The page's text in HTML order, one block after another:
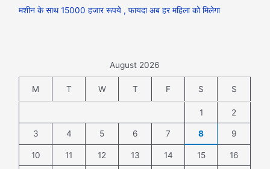
मशीन के साथ 15000 हजार रूपये , फायदा अब हर महिला को मिलेगा
August 2026
M T W T F S S
1 2
3 4 5 6 7 8 9
10 11 12 13 14 15 16